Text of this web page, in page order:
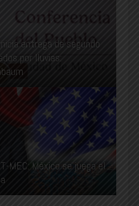
entrega de segundo
por lluvias:
MEC: México se juega el